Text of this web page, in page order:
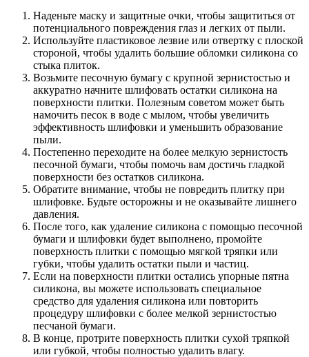
Наденьте маску и защитные очки, чтобы защититься от
потенциального повреждения глаз и легких от пыли.
Используйте пластиковое лезвие или отвертку с плоской
стороной, чтобы удалить большие обломки силикона со
стыка плиток.
Возьмите песочную бумагу с крупной зернистостью и
аккуратно начните шлифовать остатки силикона на
поверхности плитки. Полезным советом может быть
намочить песок в воде с мылом, чтобы увеличить
эффективность шлифовки и уменьшить образование
пыли.
Постепенно переходите на более мелкую зернистость
песочной бумаги, чтобы помочь вам достичь гладкой
поверхности без остатков силикона.
Обратите внимание, чтобы не повредить плитку при
шлифовке. Будьте осторожны и не оказывайте лишнего
давления.
После того, как удаление силикона с помощью песочной
бумаги и шлифовки будет выполнено, промойте
поверхность плитки с помощью мягкой тряпки или
губки, чтобы удалить остатки пыли и частиц.
Если на поверхности плитки остались упорные пятна
силикона, вы можете использовать специальное
средство для удаления силикона или повторить
процедуру шлифовки с более мелкой зернистостью
песчаной бумаги.
В конце, протрите поверхность плитки сухой тряпкой
или губкой, чтобы полностью удалить влагу.